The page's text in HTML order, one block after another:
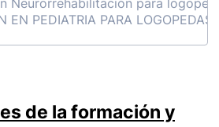
de la formación y